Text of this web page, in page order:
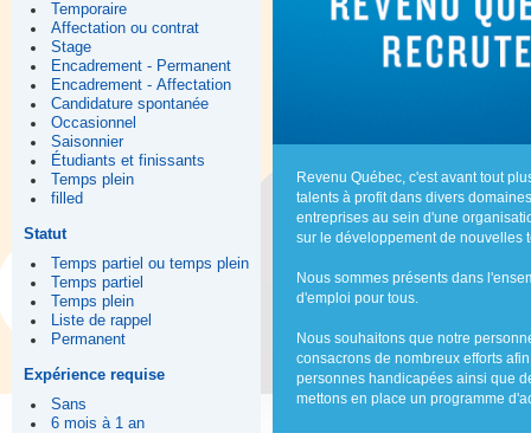
Temporaire
Affectation ou contrat
Stage
Encadrement - Permanent
Encadrement - Affectation
Candidature spontanée
Occasionnel
Saisonnier
Étudiants et finissants
Temps plein
filled
Statut
Temps partiel ou temps plein
Temps partiel
Temps plein
Liste de rappel
Permanent
Expérience requise
Sans
6 mois à 1 an
Revenu Québec, c'est avant tout
talents à profit dans divers
entreprises au sein d'une
sur le développement de nouvelles
Nous sommes présents dans
d'emploi pour tous.
Nous souhaitons que notre
consacrons de nombreux efforts
personnes handicapées ainsi que
mettons en place un programme